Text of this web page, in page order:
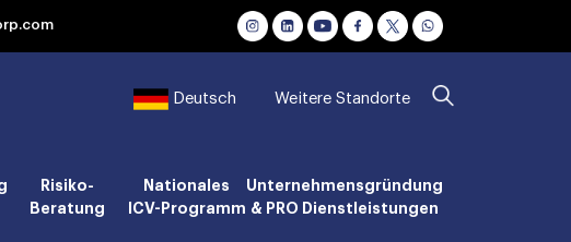
Deutsch Weitere Standorte
Risiko-
Beratung
Nationales
ICV-Programm
Unternehmensgründung
& PRO Dienstleistungen